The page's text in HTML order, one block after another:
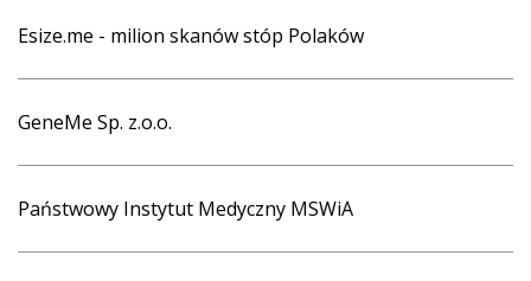
Esize.me - milion skanów stóp Polaków
GeneMe Sp. z.o.o.
Państwowy Instytut Medyczny MSWiA